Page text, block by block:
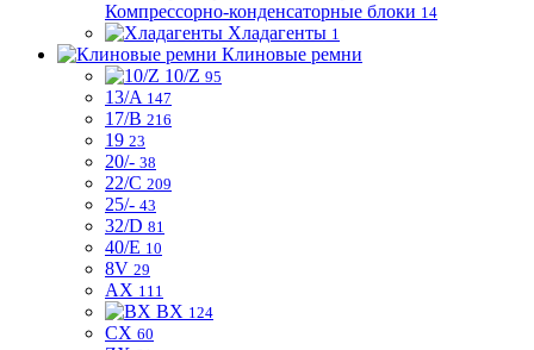
Компрессорно-конденсаторные блоки 14
Хладагенты 1
Клиновые ремни
10/Z 95
13/A 147
17/B 216
19 23
20/- 38
22/C 209
25/- 43
32/D 81
40/E 10
8V 29
AX 111
BX 124
CX 60